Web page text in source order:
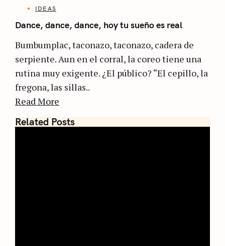
IDEAS
Dance, dance, dance, hoy tu sueño es real
Bumbumplac, taconazo, taconazo, cadera de
serpiente. Aun en el corral, la coreo tiene una
rutina muy exigente. ¿El público? “El cepillo, la
fregona, las sillas..
Read More
Related Posts